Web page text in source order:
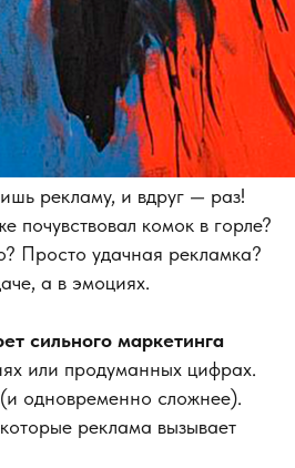
рекламу, и вдруг — раз!
почувствовал комок в горле?
Просто удачная рекламка?
а в эмоциях.
сильного маркетинга
или продуманных цифрах.
одновременно сложнее).
реклама вызывает